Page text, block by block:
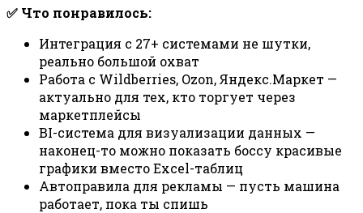
✅ Что понравилось:
Интеграция с 27+ системами не шутки,
реально большой охват
Работа с Wildberries, Ozon, Яндекс.Маркет —
актуально для тех, кто торгует через
маркетплейсы
BI-система для визуализации данных —
наконец-то можно показать боссу красивые
графики вместо Excel-таблиц
Автоправила для рекламы — пусть машина
работает, пока ты спишь